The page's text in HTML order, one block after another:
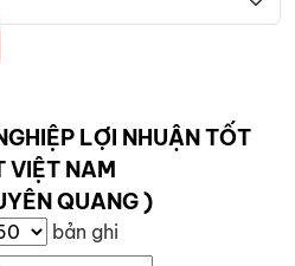
LỢI NHUẬN TỐT
VIỆT NAM
QUANG )
bản ghi